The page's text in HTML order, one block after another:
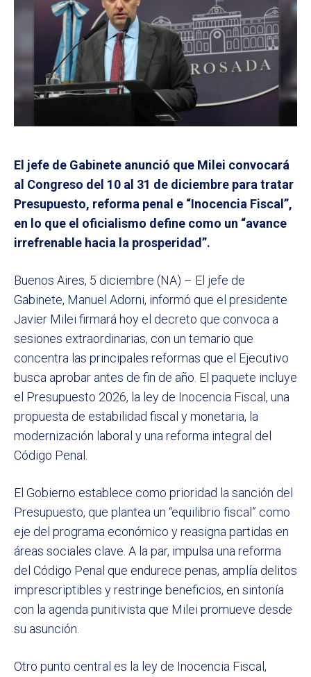
El jefe de Gabinete anunció que Milei convocará
al Congreso del 10 al 31 de diciembre para tratar
Presupuesto, reforma penal e “Inocencia Fiscal”,
en lo que el oficialismo define como un “avance
irrefrenable hacia la prosperidad”.
Buenos Aires, 5 diciembre (NA) – El jefe de
Gabinete, Manuel Adorni, informó que el presidente
Javier Milei firmará hoy el decreto que convoca a
sesiones extraordinarias, con un temario que
concentra las principales reformas que el Ejecutivo
busca aprobar antes de fin de año. El paquete incluye
el Presupuesto 2026, la ley de Inocencia Fiscal, una
propuesta de estabilidad fiscal y monetaria, la
modernización laboral y una reforma integral del
Código Penal.
El Gobierno establece como prioridad la sanción del
Presupuesto, que plantea un “equilibrio fiscal” como
eje del programa económico y reasigna partidas en
áreas sociales clave. A la par, impulsa una reforma
del Código Penal que endurece penas, amplía delitos
imprescriptibles y restringe beneficios, en sintonía
con la agenda punitivista que Milei promueve desde
su asunción.
Otro punto central es la ley de Inocencia Fiscal,